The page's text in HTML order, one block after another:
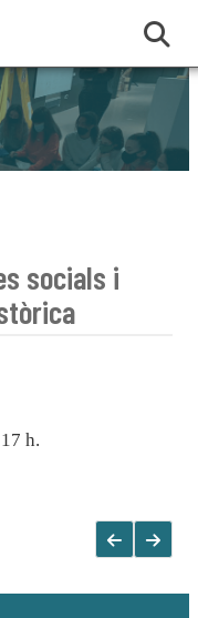
socials i
h.